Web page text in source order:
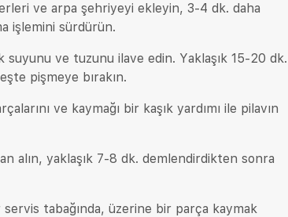
ve arpa şehriyeyi ekleyin, 3-4 dk. daha
işlemini sürdürün.
suyunu ve tuzunu ilave edin. Yaklaşık 15-20 dk.
pişmeye bırakın.
ve kaymağı bir kaşık yardımı ile pilavın
alın, yaklaşık 7-8 dk. demlendirdikten sonra
servis tabağında, üzerine bir parça kaymak